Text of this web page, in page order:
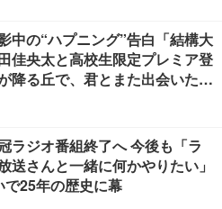
中の“ハプニング”告白「結構大
佳央太と高校生限定プレミア登
降る丘で、君とまた出会いた
ラジオ番組終了へ 今後も「ラ
送さんと一緒に何かやりたい」
で25年の歴史に幕